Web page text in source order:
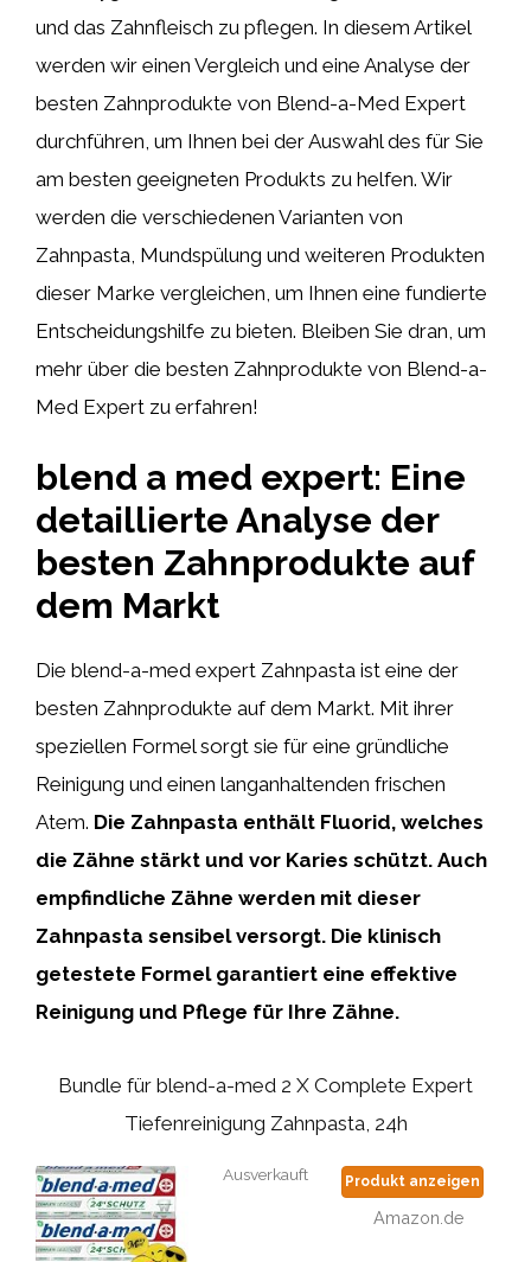
und das Zahnfleisch zu pflegen. In diesem Artikel
werden wir einen Vergleich und eine Analyse der
besten Zahnprodukte von Blend-a-Med Expert
durchführen, um Ihnen bei der Auswahl des für Sie
am besten geeigneten Produkts zu helfen. Wir
werden die verschiedenen Varianten von
Zahnpasta, Mundspülung und weiteren Produkten
dieser Marke vergleichen, um Ihnen eine fundierte
Entscheidungshilfe zu bieten. Bleiben Sie dran, um
mehr über die besten Zahnprodukte von Blend-a-
Med Expert zu erfahren!
blend a med expert: Eine
detaillierte Analyse der
besten Zahnprodukte auf
dem Markt
Die blend-a-med expert Zahnpasta ist eine der
besten Zahnprodukte auf dem Markt. Mit ihrer
speziellen Formel sorgt sie für eine gründliche
Reinigung und einen langanhaltenden frischen
Atem. Die Zahnpasta enthält Fluorid, welches
die Zähne stärkt und vor Karies schützt. Auch
empfindliche Zähne werden mit dieser
Zahnpasta sensibel versorgt. Die klinisch
getestete Formel garantiert eine effektive
Reinigung und Pflege für Ihre Zähne.
Bundle für blend-a-med 2 X Complete Expert
Tiefenreinigung Zahnpasta, 24h
Ausverkauft Produkt anzeigen
Amazon.de